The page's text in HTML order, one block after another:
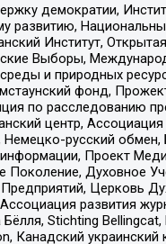
демократии,
развитию,
Институт,
Выборы,
и природных
фонд,
по расследованию
центр,
Немецко-русский
Проект
Поколение, Духовное
Предприятий, Церковь
развития
Stichting
Канадский